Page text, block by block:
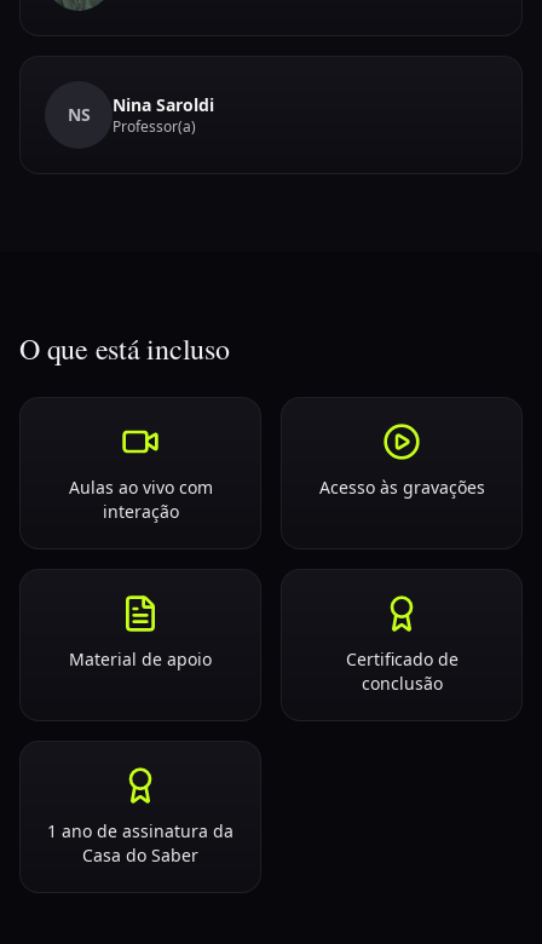
NS Nina Saroldi
Professor(a)
O que está incluso
Aulas ao vivo com
interação
Acesso às gravações
Material de apoio
Certificado de
conclusão
1 ano de assinatura da
Casa do Saber